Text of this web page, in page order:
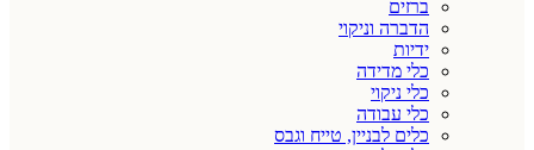
ברזים
הדברה וניקוי
ידיות
כלי מדידה
כלי ניקוי
כלי עבודה
כלים לבניין, טייח וגבס